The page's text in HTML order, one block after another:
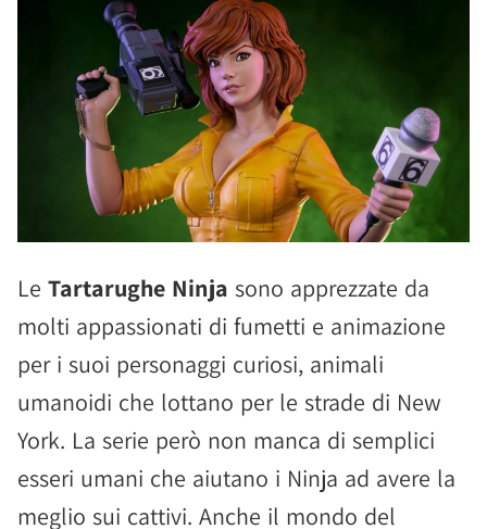
Le Tartarughe Ninja sono apprezzate da
molti appassionati di fumetti e animazione
per i suoi personaggi curiosi, animali
umanoidi che lottano per le strade di New
York. La serie però non manca di semplici
esseri umani che aiutano i Ninja ad avere la
meglio sui cattivi. Anche il mondo del